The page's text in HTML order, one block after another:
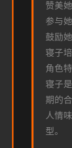
赞美
参与
鼓励
寝子
角色
寝子
期的
人情
型。